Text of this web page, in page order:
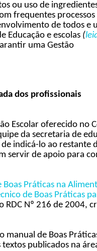
ou uso de
frequentesprocessos
de todos e
Educação e escolas (
uma Gestão
dos profissionais
Escolar ​oferecido no
da secretaria de
indicá-lo ao restante
servir de apoio para
Boas Práticas na
de Boas Práticas
RDC Nº 216 de 2004,
manual de Boas
textos publicados na